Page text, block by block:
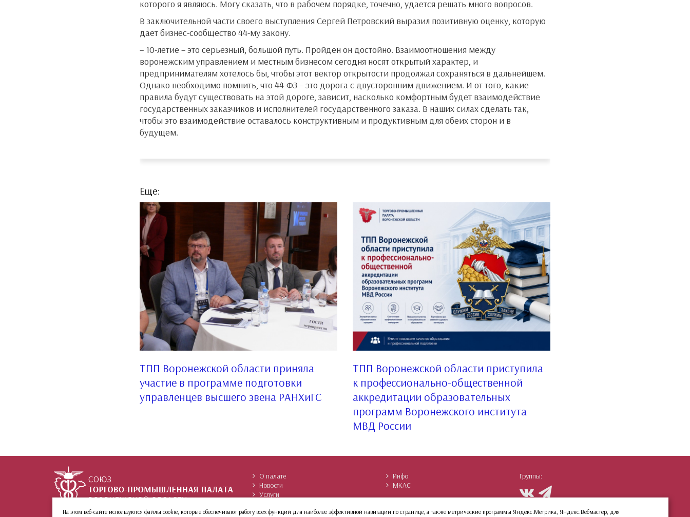
которого я являюсь. Могу сказать, что в рабочем порядке, точечно, удается решать много вопросов.
В заключительной части своего выступления Сергей Петровский выразил позитивную оценку, которую
дает бизнес-сообщество 44-му закону.
– 10-летие – это серьезный, большой путь. Пройден он достойно. Взаимоотношения между
воронежским управлением и местным бизнесом сегодня носят открытый характер, и
предпринимателям хотелось бы, чтобы этот вектор открытости продолжал сохраняться в дальнейшем.
Однако необходимо помнить, что 44-ФЗ – это дорога с двусторонним движением. И от того, какие
правила будут существовать на этой дороге, зависит, насколько комфортным будет взаимодействие
государственных заказчиков и исполнителей государственного заказа. В наших силах сделать так,
чтобы это взаимодействие оставалось конструктивным и продуктивным для обеих сторон и в
будущем.
Еще:
ТПП Воронежской области приняла
участие в программе подготовки
управленцев высшего звена РАНХиГС
ТПП Воронежской области приступила
к профессионально-общественной
аккредитации образовательных
программ Воронежского института
МВД России
О палате
Новости
Услуги
Инфо
МКАС
Архив сайта
Группы:
На этом веб-сайте используются файлы cookie, которые обеспечивают работу всех функций для наиболее эффективной навигации по странице, а также метрические программы Яндекс.Метрика, Яндекс.Вебмастер, для